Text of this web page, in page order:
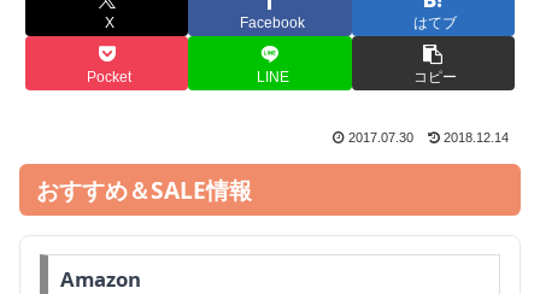
X Facebook はてブ
Pocket LINE コピー
2017.07.30 2018.12.14
おすすめ＆SALE情報
Amazon